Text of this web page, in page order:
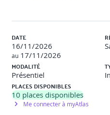
DATE
16/11/2026
au 17/11/2026
MODALITÉ
Présentiel
PLACES DISPONIBLES
10 places disponibles
Me connecter à myAtlas